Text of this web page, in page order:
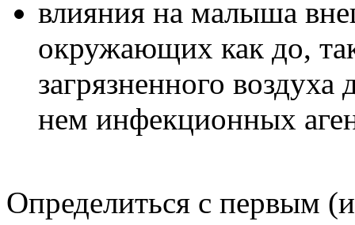
влияния на малыша
окружающих как до,
загрязненного
нем инфекционных
Определиться с первым